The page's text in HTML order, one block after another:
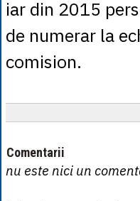
iar din 2015
de numerar la
comision.
Comentarii
nu este nici un